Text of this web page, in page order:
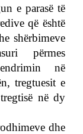
e parasë të
që është
shërbimeve
përmes
në
tregtuesit e
në dy
dhe